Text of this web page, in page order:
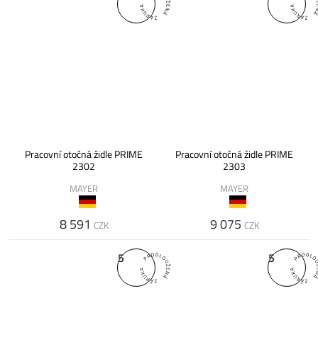
Pracovní otočná židle PRIME
2302
MAYER
8 591 CZK
Pracovní otočná židle PRIME
2303
MAYER
9 075 CZK
5 5